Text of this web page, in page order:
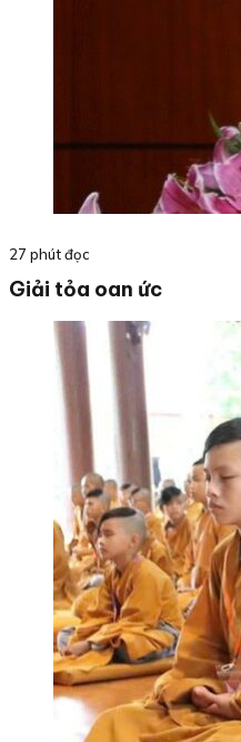
27 phút đọc
Giải tỏa oan ức